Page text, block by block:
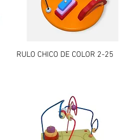
Vista rápida
RULO CHICO DE COLOR 2-25